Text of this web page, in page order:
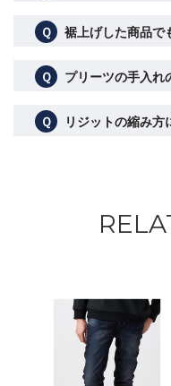
Ｑ 裾上げした商品で
Ｑ プリーツの手入れ
Ｑ リジットの縮み方